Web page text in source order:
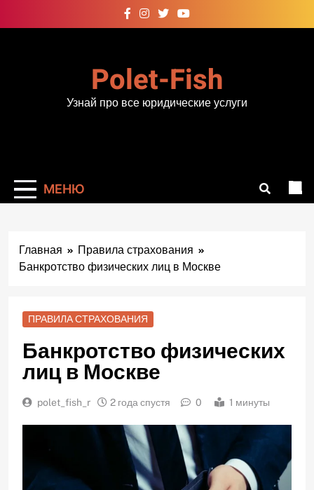
к
Polet-Fish
Узнай про все юридические услуги
МЕНЮ
Главная
Правила страхования
Банкротство физических лиц в Москве
ПРАВИЛА СТРАХОВАНИЯ
Банкротство физических
лиц в Москве
polet_fish_r 2 года спустя 0 1 минуты